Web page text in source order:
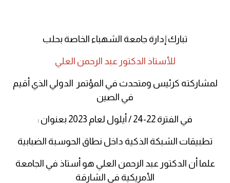
تبارك إدارة جامعة الشهباء الخاصة بحلب
للأستاذ الدكتور عبد الرحمن العلي
لمشاركته كرئيس ومتحدث في المؤتمر الدولي الذي أقيم
في الصين
في الفترة 22-24 / أيلول لعام 2023 بعنوان :
تطبيقات الشبكة الذكية داخل نطاق الحوسبة الضبابية
علما أن الدكتور عبد الرحمن العلي هو أستاذ في الجامعة
الأمريكية في الشارقة